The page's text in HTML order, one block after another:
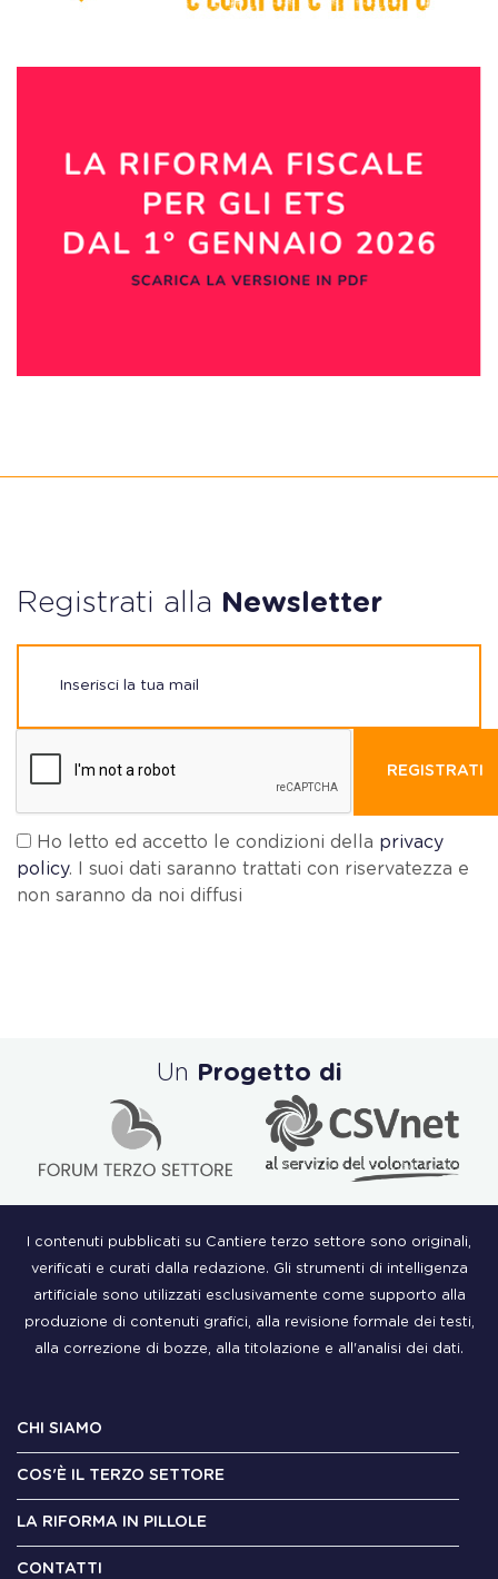
Registrati alla Newsletter
REGISTRATI
Ho letto ed accetto le condizioni della privacy
policy. I suoi dati saranno trattati con riservatezza e
non saranno da noi diffusi
Un Progetto di
I contenuti pubblicati su Cantiere terzo settore sono originali,
verificati e curati dalla redazione. Gli strumenti di intelligenza
artificiale sono utilizzati esclusivamente come supporto alla
produzione di contenuti grafici, alla revisione formale dei testi,
alla correzione di bozze, alla titolazione e all'analisi dei dati.
CHI SIAMO
COS'È IL TERZO SETTORE
LA RIFORMA IN PILLOLE
CONTATTI